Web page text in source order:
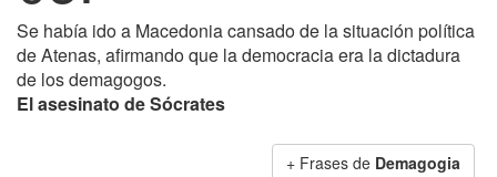
Se había ido a Macedonia cansado de la situación política
de Atenas, afirmando que la democracia era la dictadura
de los demagogos.
El asesinato de Sócrates
+ Frases de Demagogia